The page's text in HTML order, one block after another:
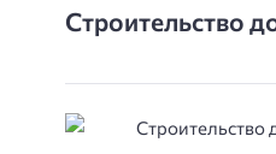
Строительство